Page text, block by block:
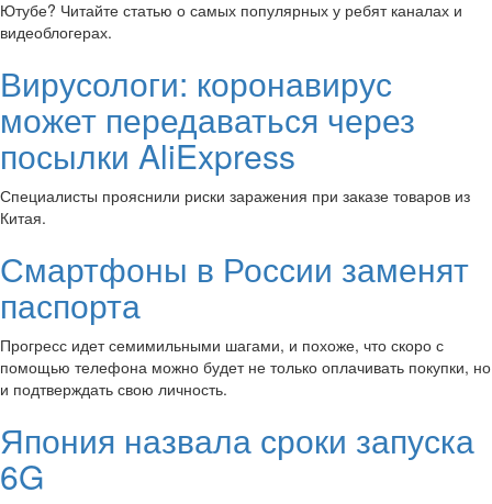
Ютубе? Читайте статью о самых популярных у ребят каналах и
видеоблогерах.
Вирусологи: коронавирус
может передаваться через
посылки AliExpress
Специалисты прояснили риски заражения при заказе товаров из
Китая.
Смартфоны в России заменят
паспорта
Прогресс идет семимильными шагами, и похоже, что скоро с
помощью телефона можно будет не только оплачивать покупки, но
и подтверждать свою личность.
Япония назвала сроки запуска
6G